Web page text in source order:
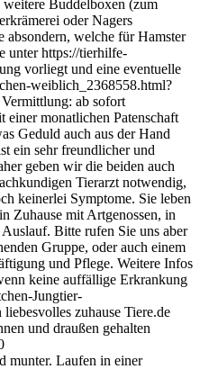
weitere Buddelboxen (zum
oder Nagers
absondern, welche für Hamster
unter https://tierhilfe-
vorliegt und eine eventuelle
weiblich_2368558.html?
ab sofort
monatlichen Patenschaft
Geduld auch aus der Hand
ein sehr freundlicher und
geben wir die beiden auch
Tierarzt notwendig,
keinerlei Symptome. Sie leben
Zuhause mit Artgenossen, in
Bitte rufen Sie uns aber
Gruppe, oder auch einem
und Pflege. Weitere Infos
keine auffällige Erkrankung
Jungtier-
zuhause Tiere.de
und draußen gehalten
munter. Laufen in einer